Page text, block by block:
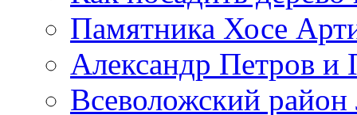
Памятника Хосе
Александр Петров и
Всеволожский район